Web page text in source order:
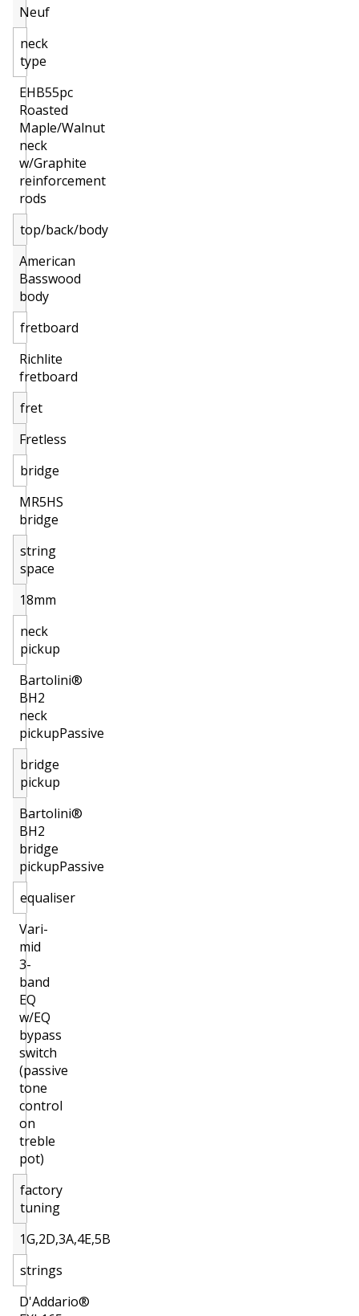
Neuf
neck
type
EHB55pc
Roasted
Maple/Walnut
neck
w/Graphite
reinforcement
rods
top/back/body
American
Basswood
body
fretboard
Richlite
fretboard
fret
Fretless
bridge
MR5HS
bridge
string
space
18mm
neck
pickup
Bartolini®
BH2
neck
pickupPassive
bridge
pickup
Bartolini®
BH2
bridge
pickupPassive
equaliser
Vari-
mid
3-
band
EQ
w/EQ
bypass
switch
(passive
tone
control
on
treble
pot)
factory
tuning
1G,2D,3A,4E,5B
strings
D'Addario®